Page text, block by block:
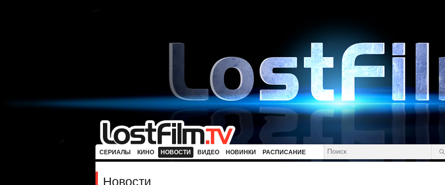
СЕРИАЛЫ КИНО НОВОСТИ ВИДЕО НОВИНКИ РАСПИСАНИЕ
Новости